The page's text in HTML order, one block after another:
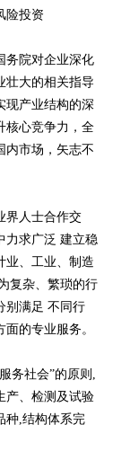
险投资
务院对企业深化
壮大的相关指导
现产业结构的深
核心竞争力，全
内市场，矢志不
界人士合作交
力求广泛 建立稳
业、工业、制造
复杂、繁琐的行
别满足 不同行
的专业服务。
务社会”的原则,
产、检测及试验
种,结构体系完